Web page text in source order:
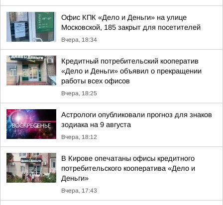
Офис КПК «Дело и Деньги» на улице
Московской, 185 закрыт для посетителей
Вчера, 18:34
Кредитный потребительский кооператив
«Дело и Деньги» объявил о прекращении
работы всех офисов
Вчера, 18:25
Астрологи опубликовали прогноз для знаков
зодиака на 9 августа
Вчера, 18:12
В Кирове опечатаны офисы кредитного
потребительского кооператива «Дело и
Деньги»
Вчера, 17:43